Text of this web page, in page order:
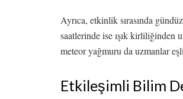
Ayrıca, etkinlik sırasında
saatlerinde ise ışık kirliliğinden
meteor yağmuru da uzmanlar
Etkileşimli Bilim